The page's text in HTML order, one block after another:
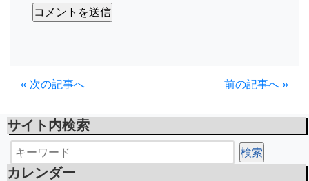
前の記事へ »
« 次の記事へ
サイト内検索
カレンダー